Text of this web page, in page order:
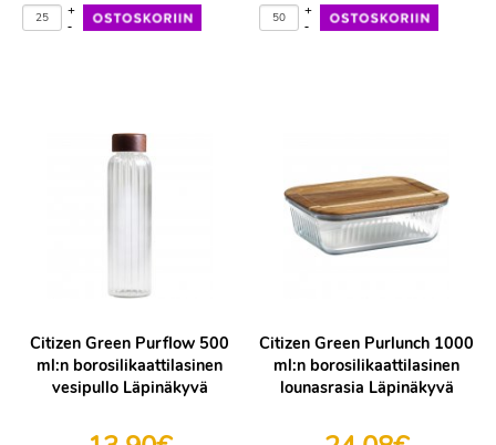
-
+
-
+
Citizen Green Purflow 500
ml:n borosilikaattilasinen
vesipullo Läpinäkyvä
Citizen Green Purlunch 1000
ml:n borosilikaattilasinen
lounasrasia Läpinäkyvä